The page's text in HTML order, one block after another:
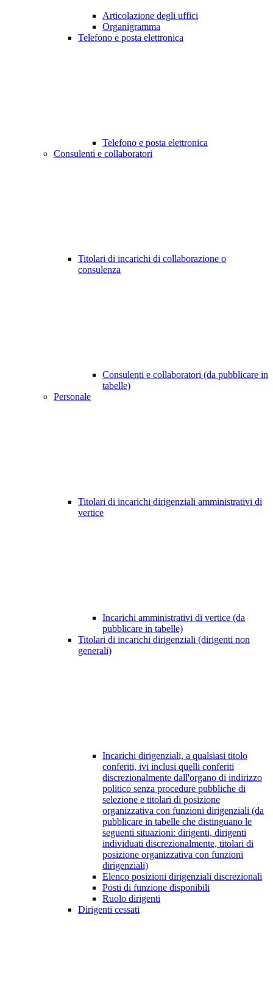
Articolazione degli uffici
Organigramma
Telefono e posta elettronica
Telefono e posta elettronica
Consulenti e collaboratori
Titolari di incarichi di collaborazione o
consulenza
Consulenti e collaboratori (da pubblicare in
tabelle)
Personale
Titolari di incarichi dirigenziali amministrativi di
vertice
Incarichi amministrativi di vertice (da
pubblicare in tabelle)
Titolari di incarichi dirigenziali (dirigenti non
generali)
Incarichi dirigenziali, a qualsiasi titolo
conferiti, ivi inclusi quelli conferiti
discrezionalmente dall'organo di indirizzo
politico senza procedure pubbliche di
selezione e titolari di posizione
organizzativa con funzioni dirigenziali (da
pubblicare in tabelle che distinguano le
seguenti situazioni: dirigenti, dirigenti
individuati discrezionalmente, titolari di
posizione organizzativa con funzioni
dirigenziali)
Elenco posizioni dirigenziali discrezionali
Posti di funzione disponibili
Ruolo dirigenti
Dirigenti cessati